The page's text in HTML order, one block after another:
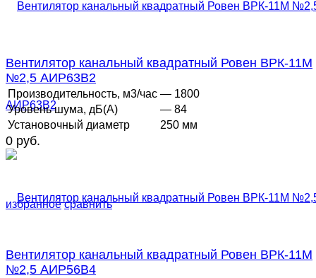
избранное сравнить
Вентилятор канальный квадратный Ровен ВРК-11М
№2,5 АИР63В2
Производительность, м3/час — 1800
Уровень шума, дБ(А)
— 84
Установочный диаметр
250 мм
0 руб.
Вентилятор канальный квадратный Ровен ВРК-11М
№2,5 АИР56В4